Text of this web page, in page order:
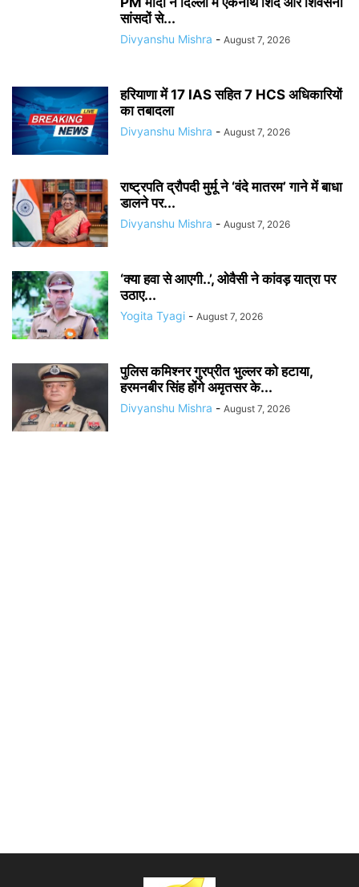
सांसदों से...
Divyanshu Mishra - August 7, 2026
हरियाणा में 17 IAS सहित 7 HCS अधिकारियों
का तबादला
Divyanshu Mishra - August 7, 2026
राष्ट्रपति द्रौपदी मुर्मू ने ‘वंदे मातरम’ गाने में बाधा
डालने पर...
Divyanshu Mishra - August 7, 2026
‘क्या हवा से आएगी..’, ओवैसी ने कांवड़ यात्रा पर
उठाए...
Yogita Tyagi - August 7, 2026
पुलिस कमिश्नर गुरप्रीत भुल्लर को हटाया,
हरमनबीर सिंह होंगे अमृतसर के...
Divyanshu Mishra - August 7, 2026